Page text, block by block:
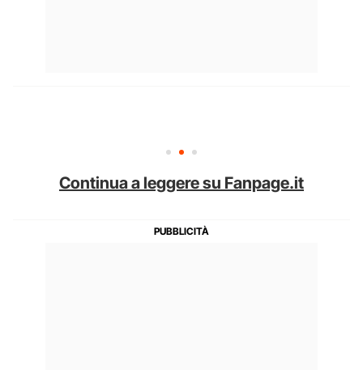
Continua a leggere su Fanpage.it